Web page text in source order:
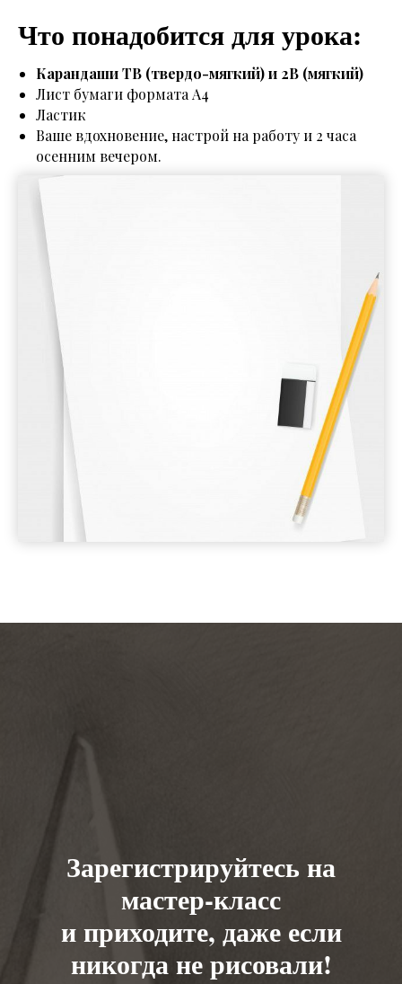
Что понадобится для урока:
Карандаши ТВ (твердо-мягкий) и 2В (мягкий)
Лист бумаги формата А4
Ластик
Ваше вдохновение, настрой на работу и 2 часа
осенним вечером.
Зарегистрируйтесь на
мастер-класс
и приходите, даже если
никогда не рисовали!